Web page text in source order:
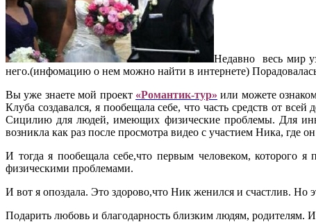
Недавно весь мир
него.(инфомацию о нем можно найти в интернете)
Вы уже знаете мой проект «Романтик-тур» или можете
Клуба создавался, я пообещала себе, что часть средств от
Сицилию для людей, имеющих физические проблемы. Для
возникла как раз после просмотра видео с участием Ника, где
И тогда я пообещала себе,что первым человеком, которого
физическими проблемами.
И вот я опоздала. Это здорово,что Ник женился и счастлив. Но
Подарить любовь и благодарность близким людям, родителям.